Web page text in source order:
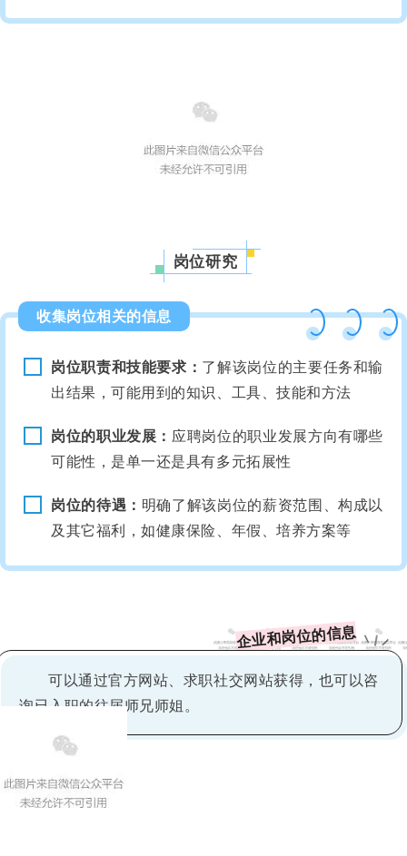
岗位研究
收集岗位相关的信息
岗位职责和技能要求： 了解该岗位的主要任务和输
出结果，可能用到的知识、工具、技能和方法
岗位的职业发展： 应聘岗位的职业发展方向有哪些
可能性，是单一还是具有多元拓展性
岗位的待遇： 明确了解该岗位的薪资范围、构成以
及其它福利，如健康保险、年假、培养方案等
企业和岗位的信息
可以通过官方网站、求职社交网站获得，也可以咨
询已入职的往届师兄师姐。